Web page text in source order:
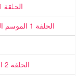
انمي Kamisama Hajimemashita الحلقة 11 الجزء 2
انمي Kamisama Hajimemashita الحلقة 1 الموسم الثاني توفي
انمي Kamisama Hajimemashita الحلقة 2 الجزء الاول